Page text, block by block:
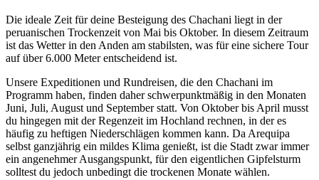
Die ideale Zeit für deine Besteigung des Chachani liegt in der
peruanischen Trockenzeit von Mai bis Oktober. In diesem Zeitraum
ist das Wetter in den Anden am stabilsten, was für eine sichere Tour
auf über 6.000 Meter entscheidend ist.
Unsere Expeditionen und Rundreisen, die den Chachani im
Programm haben, finden daher schwerpunktmäßig in den Monaten
Juni, Juli, August und September statt. Von Oktober bis April musst
du hingegen mit der Regenzeit im Hochland rechnen, in der es
häufig zu heftigen Niederschlägen kommen kann. Da Arequipa
selbst ganzjährig ein mildes Klima genießt, ist die Stadt zwar immer
ein angenehmer Ausgangspunkt, für den eigentlichen Gipfelsturm
solltest du jedoch unbedingt die trockenen Monate wählen.